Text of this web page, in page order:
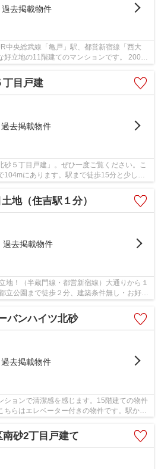
過去掲載物件
中央総武線「亀戸」駅、都営新宿線「西大
好立地の11階建てのマンションです。 2002
丁目戸建
過去掲載物件
砂５丁目戸建」。ぜひ一度ご覧ください。こ
104mにあります。駅まで徒歩15分と少し離
地（住吉駅１分）
過去掲載物件
地！（半蔵門線・都営新宿線）大通りから１
立公園まで徒歩２分、建築条件無し・お好き
バンハイツ北砂
過去掲載物件
ションで清潔感を感じます。15階建ての物件
らはエレベーター付きの物件です。駅から
南砂2丁目戸建て